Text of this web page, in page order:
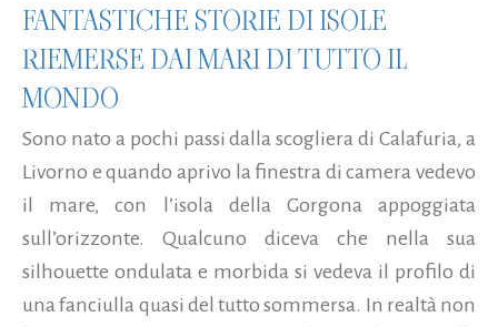
FANTASTICHE STORIE DI ISOLE
RIEMERSE DAI MARI DI TUTTO IL
MONDO
Sono nato a pochi passi dalla scogliera di Calafuria, a
Livorno e quando aprivo la finestra di camera vedevo
il mare, con l’isola della Gorgona appoggiata
sull’orizzonte. Qualcuno diceva che nella sua
silhouette ondulata e morbida si vedeva il profilo di
una fanciulla quasi del tutto sommersa. In realtà non